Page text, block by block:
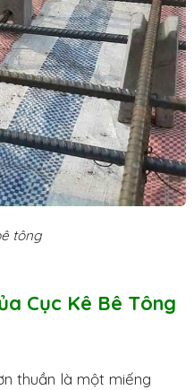
tông
Cục Kê Bê Tông
thuần là một miếng